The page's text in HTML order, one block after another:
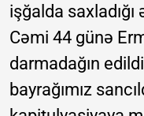
işğalda
Cəmi 44 günə
darmadağın
bayrağımız